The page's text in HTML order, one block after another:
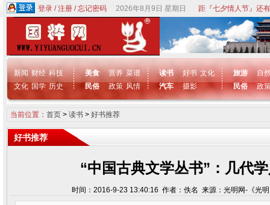
登录/注册/忘记密码 2026年8月9日 星期日 距『七夕情人节』还
新闻 财经 科技
文化 国学 历史
美食 营养 菜谱
民俗
政策 风情
读书 好书 文化
汽车
摄影
旅游
自
民俗
政
当前位置： 首页> 读书> 好书推荐
好书推荐
“中国古典文学丛书”：几代
时间：2016-9-23 13:40:16 作者：佚名 来源：光明网-《光